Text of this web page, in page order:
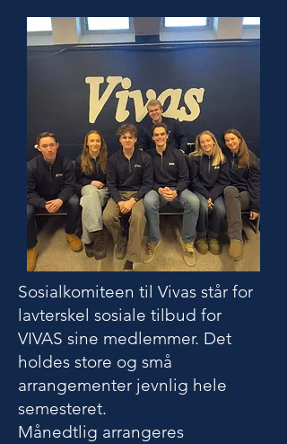
Sosialkomiteen til Vivas står for
lavterskel sosiale tilbud for
VIVAS sine medlemmer. Det
holdes store og små
arrangementer jevnlig hele
semesteret.
Månedtlig arrangeres